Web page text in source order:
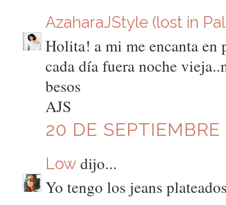
AzaharaJStyle (lost in
Holita! a mi me encanta en
cada día fuera noche
besos
AJS
20 DE
Lowdijo...
Yo tengo los jeans